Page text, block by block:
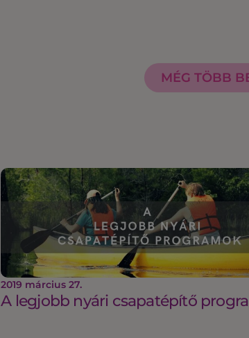
MÉG TÖBB
2019 március 27.
A legjobb nyári csapatépítő